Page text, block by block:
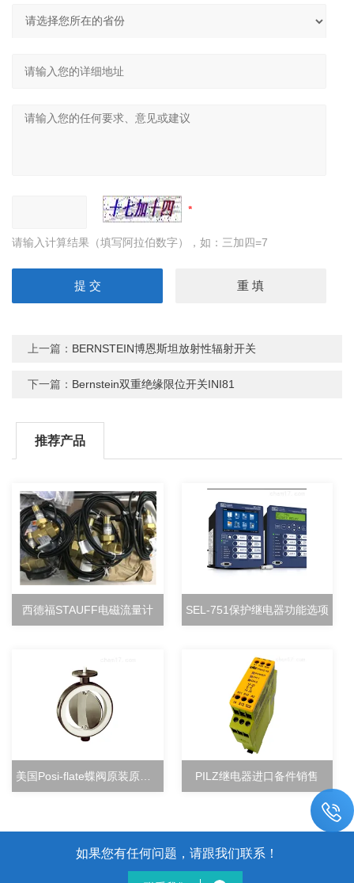
请输入计算结果（填写阿拉伯数字），如：三加四=7
上一篇： BERNSTEIN博恩斯坦放射性辐射开关
下一篇： Bernstein双重绝缘限位开关INI81
推荐产品
西德福STAUFF电磁流量计 SEL-751保护继电器功能选项
PILZ继电器进口备件销售
如果您有任何问题，请跟我们联系！